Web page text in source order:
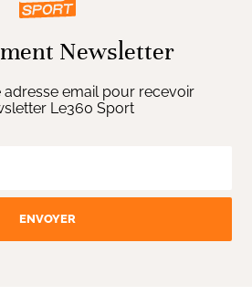
Newsletter
adresse email pour recevoir
Le360 Sport
ENVOYER